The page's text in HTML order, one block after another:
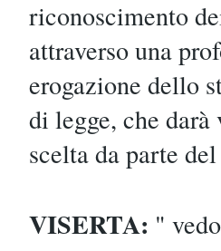
riconoscimento
attraverso una
erogazione dello
di legge, che
scelta da parte
VISERTA: "